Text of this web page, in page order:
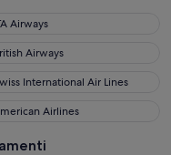
Airways
Airways
Airways
International Air Lines
International Air Lines
Airlines
Airlines